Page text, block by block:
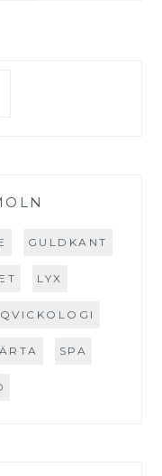
GULDKANT
LYX
QVICKOLOGI
SPA